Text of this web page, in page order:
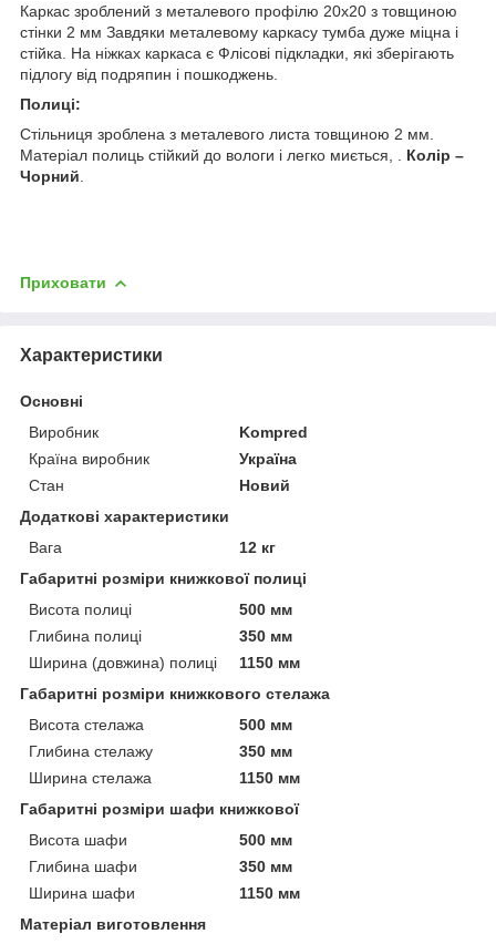
Каркас зроблений з металевого профілю 20х20 з товщиною
стінки 2 мм Завдяки металевому каркасу тумба дуже міцна і
стійка. На ніжках каркаса є Флісові підкладки, які зберігають
підлогу від подряпин і пошкоджень.
Полиці:
Стільниця зроблена з металевого листа товщиною 2 мм.
Матеріал полиць стійкий до вологи і легко миється, . Колір –
Чорний
Приховати
Характеристики
Основні
Виробник
Kompred
Країна виробник
Україна
Стан
Новий
Додаткові характеристики
Вага
12 кг
Габаритні розміри книжкової полиці
Висота полиці
500 мм
Глибина полиці
350 мм
Ширина (довжина) полиці
1150 мм
Габаритні розміри книжкового стелажа
Висота стелажа
500 мм
Глибина стелажу
350 мм
Ширина стелажа
1150 мм
Габаритні розміри шафи книжкової
Висота шафи
500 мм
Глибина шафи
350 мм
Ширина шафи
1150 мм
Матеріал виготовлення